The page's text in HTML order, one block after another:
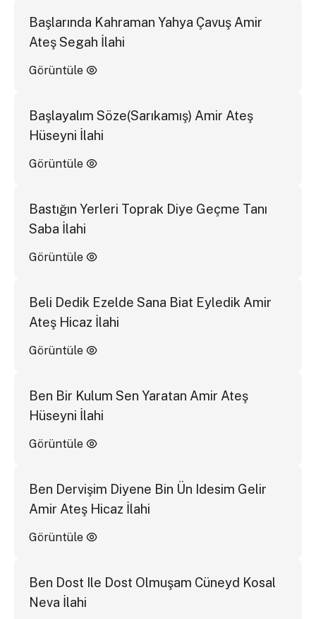
Başlarında Kahraman Yahya Çavuş Amir
Ateş Segah İlahi
Görüntüle
Başlayalım Söze(Sarıkamış) Amir Ateş
Hüseyni İlahi
Görüntüle
Bastığın Yerleri Toprak Diye Geçme Tanı
Saba İlahi
Görüntüle
Beli Dedik Ezelde Sana Biat Eyledik Amir
Ateş Hicaz İlahi
Görüntüle
Ben Bir Kulum Sen Yaratan Amir Ateş
Hüseyni İlahi
Görüntüle
Ben Dervişim Diyene Bin Ün Idesim Gelir
Amir Ateş Hicaz İlahi
Görüntüle
Ben Dost Ile Dost Olmuşam Cüneyd Kosal
Neva İlahi